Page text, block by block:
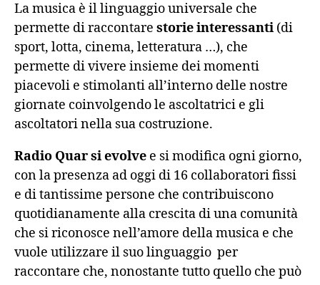
La musica è il linguaggio universale che
permette di raccontare storie interessanti (di
sport, lotta, cinema, letteratura …), che
permette di vivere insieme dei momenti
piacevoli e stimolanti all’interno delle nostre
giornate coinvolgendo le ascoltatrici e gli
ascoltatori nella sua costruzione.
Radio Quar si evolve e si modifica ogni giorno,
con la presenza ad oggi di 16 collaboratori fissi
e di tantissime persone che contribuiscono
quotidianamente alla crescita di una comunità
che si riconosce nell’amore della musica e che
vuole utilizzare il suo linguaggio per
raccontare che, nonostante tutto quello che può